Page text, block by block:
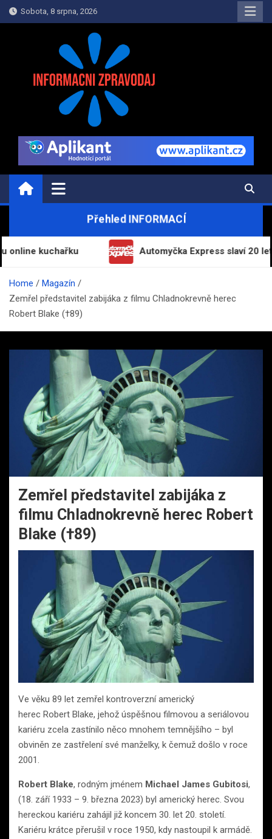
Skip
to
Sobota, 8 srpna, 2026
INFORMAČNÍ-ZPRAVODAJ.CZ
Informace a zpravodajství on-line
Přehled INFORMACÍ
kuchařku Automyčka Express slaví 20 let na
Home
Magazín
Zemřel představitel zabijáka z filmu Chladnokrevně herec
Robert Blake (†89)
Zemřel představitel zabijáka z
filmu Chladnokrevně herec Robert
Blake (†89)
Ve věku 89 let zemřel kontroverzní americký
herec Robert Blake, jehož úspěšnou filmovou a seriálovou
kariéru zcela zastínilo něco mnohem temnějšího – byl
obviněn ze zastřelení své manželky, k čemuž došlo v roce
2001.
Robert Blake, rodným jménem Michael James Gubitosi,
(18. září 1933 – 9. března 2023) byl americký herec. Svou
hereckou kariéru zahájil již koncem 30. let 20. století.
Kariéru krátce přerušil v roce 1950, kdy nastoupil k armádě.